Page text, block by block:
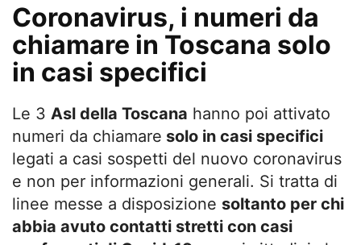
Coronavirus, i numeri da
chiamare in Toscana solo
in casi specifici
Le 3 Asl della Toscana hanno poi attivato
numeri da chiamare solo in casi specifici
legati a casi sospetti del nuovo coronavirus
e non per informazioni generali. Si tratta di
linee messe a disposizione soltanto per chi
abbia avuto contatti stretti con casi